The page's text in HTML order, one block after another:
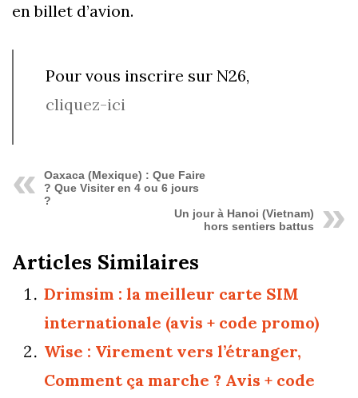
en billet d’avion.
Pour vous inscrire sur N26,
cliquez-ici
Oaxaca (Mexique) : Que Faire
? Que Visiter en 4 ou 6 jours
?
Un jour à Hanoi (Vietnam)
hors sentiers battus
Articles Similaires
Drimsim : la meilleur carte SIM
internationale (avis + code promo)
Wise : Virement vers l’étranger,
Comment ça marche ? Avis + code